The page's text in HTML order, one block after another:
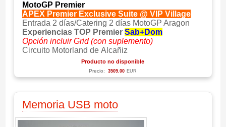
MotoGP Premier
APEX Premier Exclusive Suite @ VIP Village
Entrada 2 días/Catering 2 días MotoGP Aragon
Experiencias TOP Premier Sab+Dom
Opción incluir Grid (con suplemento)
Circuito Motorland de Alcañiz
Producto no disponible
Precio: 3509.00 EUR
Memoria USB moto